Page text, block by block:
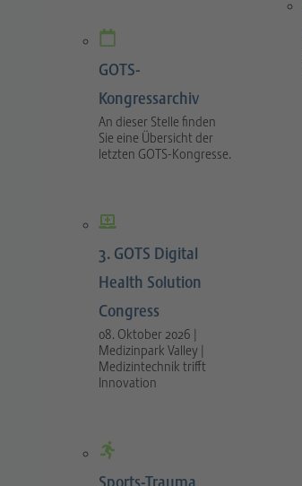
GOTS-
Kongressarchiv
An dieser Stelle finden
Sie eine Übersicht der
letzten GOTS-Kongresse.
3. GOTS Digital
Health Solution
Congress
08. Oktober 2026 |
Medizinpark Valley |
Medizintechnik trifft
Innovation